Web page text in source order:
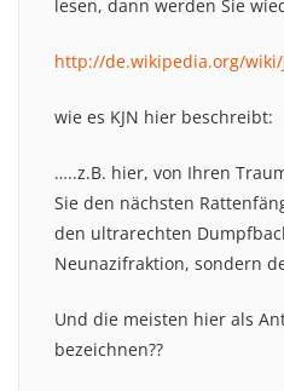
lesen, dann werden Sie
http://de.wikipedia.org/wiki/
wie es KJN hier beschreibt:
…..z.B. hier, von Ihren
Sie den nächsten
den ultrarechten
Neunazifraktion, sondern
Und die meisten hier als
bezeichnen??